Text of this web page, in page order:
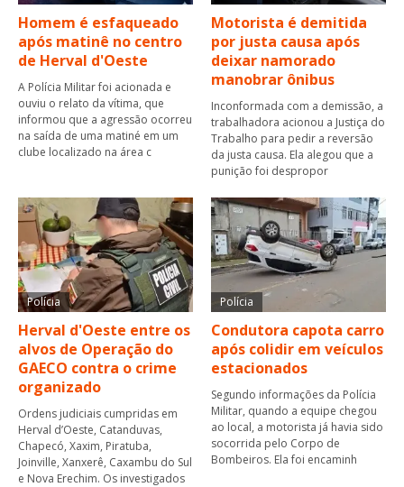
Homem é esfaqueado
após matinê no centro
de Herval d'Oeste
A Polícia Militar foi acionada e
ouviu o relato da vítima, que
informou que a agressão ocorreu
na saída de uma matiné em um
clube localizado na área c
Motorista é demitida
por justa causa após
deixar namorado
manobrar ônibus
Inconformada com a demissão, a
trabalhadora acionou a Justiça do
Trabalho para pedir a reversão
da justa causa. Ela alegou que a
punição foi despropor
Polícia
Herval d'Oeste entre os
alvos de Operação do
GAECO contra o crime
organizado
Ordens judiciais cumpridas em
Herval d’Oeste, Catanduvas,
Chapecó, Xaxim, Piratuba,
Joinville, Xanxerê, Caxambu do Sul
e Nova Erechim. Os investigados
Polícia
Condutora capota carro
após colidir em veículos
estacionados
Segundo informações da Polícia
Militar, quando a equipe chegou
ao local, a motorista já havia sido
socorrida pelo Corpo de
Bombeiros. Ela foi encaminh